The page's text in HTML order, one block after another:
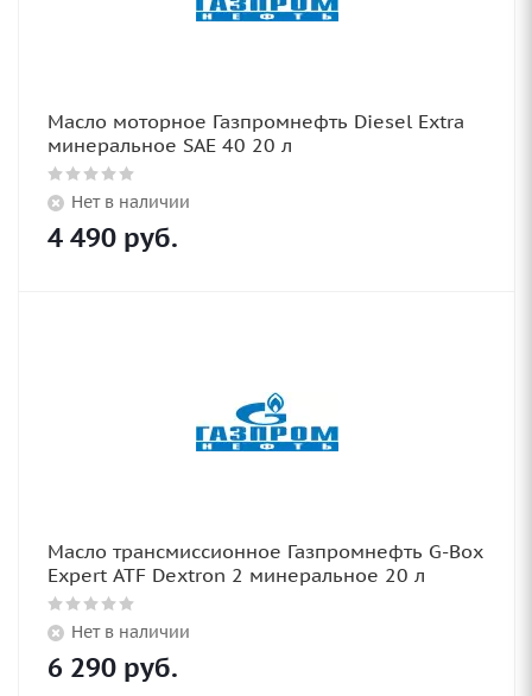
Масло моторное Газпромнефть Diesel Extra
минеральное SAE 40 20 л
Нет в наличии
4 490 руб.
Масло трансмиссионное Газпромнефть G-Box
Expert ATF Dextron 2 минеральное 20 л
Нет в наличии
6 290 руб.